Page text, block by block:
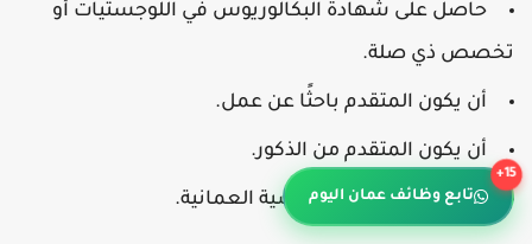
حاصل على شهادة البكالوريوس في اللوجستيات أو
تخصص ذي صلة.
أن يكون المتقدم باحثًا عن عمل.
أن يكون المتقدم من الذكور.
أن يحمل المتقدمالجنسية العمانية. تابع وظائف عمان اليوم
15+